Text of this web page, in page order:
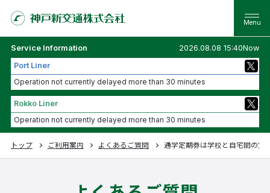
Service Information
2026.08.08 15:40Now
Port Liner
Operation not currently delayed more than 30 minutes
Rokko Liner
Operation not currently delayed more than 30 minutes
トップ ご利用案内 よくあるご質問 通学定期券は学校と自宅間の定